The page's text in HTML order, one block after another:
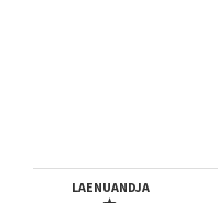
LAENUANDJA